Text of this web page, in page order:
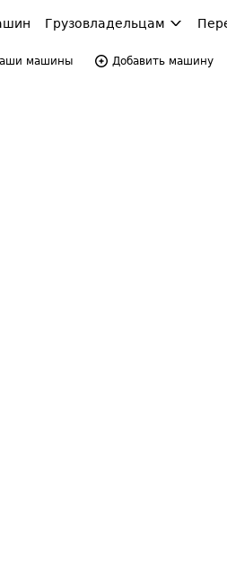
Грузовладельцам
машины Добавить машину